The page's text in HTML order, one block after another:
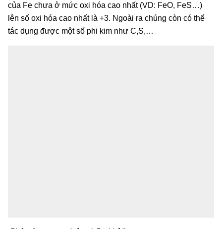
của Fe chưa ở mức oxi hóa cao nhất (VD: FeO, FeS…)
lên số oxi hóa cao nhất là +3. Ngoài ra chúng còn có thể
tác dụng được một số phi kim như C,S,…